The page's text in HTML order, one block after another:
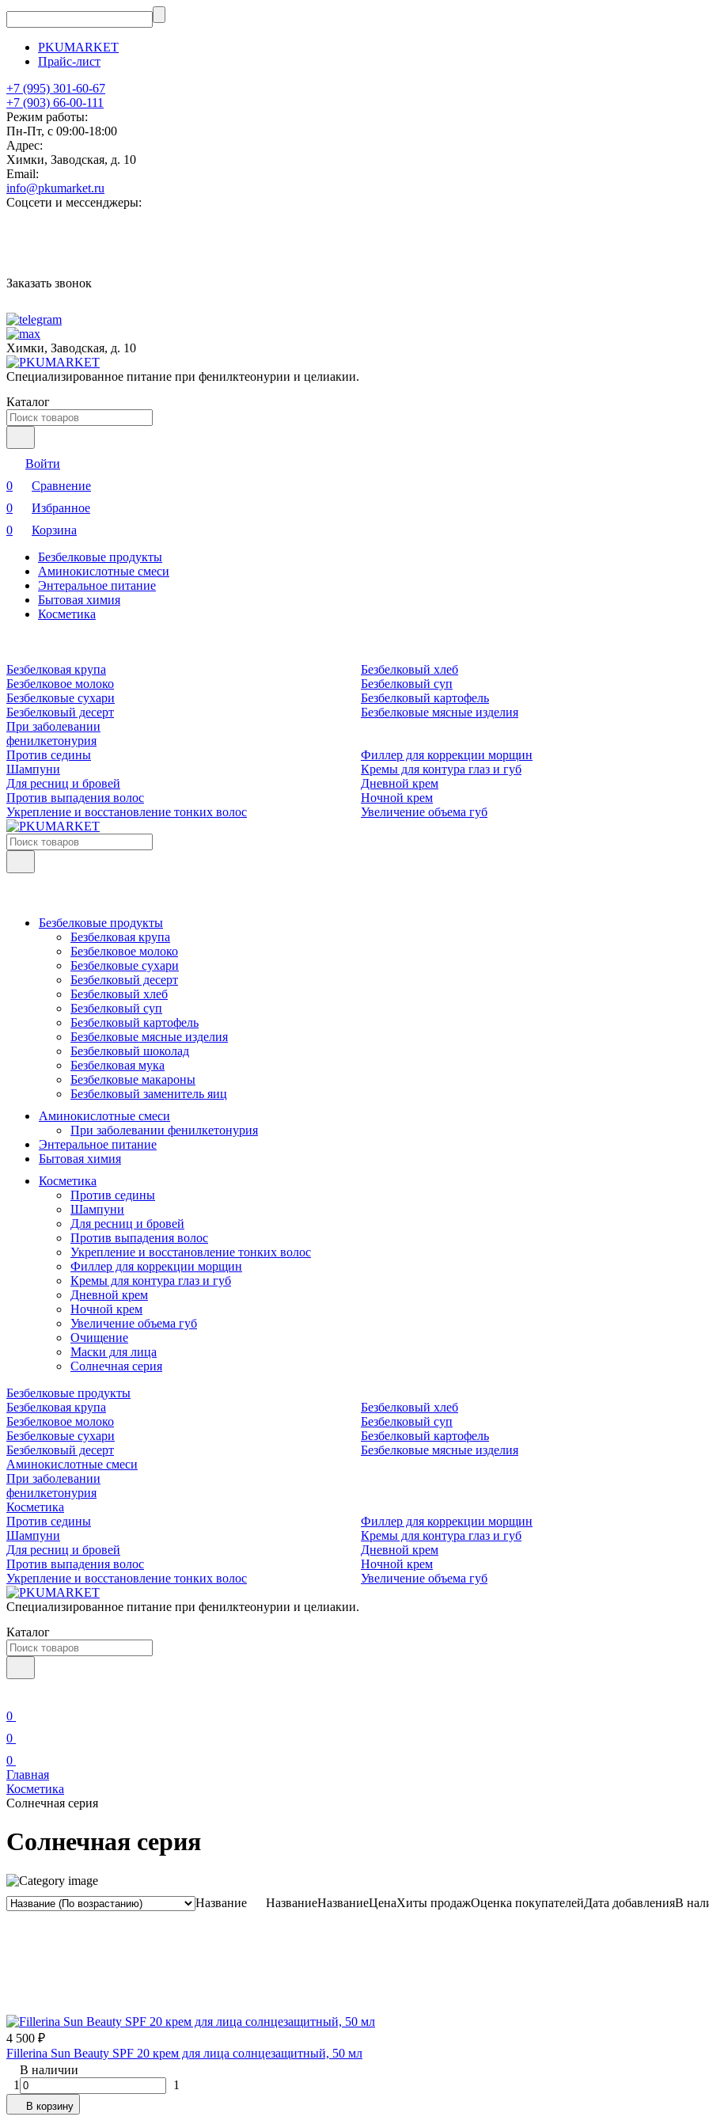
PKUMARKET
Прайс-лист
+7 (995) 301-60-67
+7 (903) 66-00-111
Режим работы:
Пн-Пт, с 09:00-18:00
Адрес:
Химки, Заводская, д. 10
Email:
info@pkumarket.ru
Соцсети и мессенджеры:
Заказать звонок
Химки, Заводская, д. 10
Специализированное питание при фенилктеонурии и целиакии.
Каталог
Войти
0
Сравнение
0
Избранное
0
Корзина
Безбелковые продукты
Аминокислотные смеси
Энтеральное питание
Бытовая химия
Косметика
Безбелковая крупа
Безбелковое молоко
Безбелковые сухари
Безбелковый десерт
Безбелковый хлеб
Безбелковый суп
Безбелковый картофель
Безбелковые мясные изделия
При заболевании
фенилкетонурия
Против седины
Шампуни
Для ресниц и бровей
Против выпадения волос
Укрепление и восстановление тонких волос
Филлер для коррекции морщин
Кремы для контура глаз и губ
Дневной крем
Ночной крем
Увеличение объема губ
Безбелковые продукты
Безбелковая крупа
Безбелковое молоко
Безбелковые сухари
Безбелковый десерт
Безбелковый хлеб
Безбелковый суп
Безбелковый картофель
Безбелковые мясные изделия
Безбелковый шоколад
Безбелковая мука
Безбелковые макароны
Безбелковый заменитель яиц
Аминокислотные смеси
При заболевании фенилкетонурия
Энтеральное питание
Бытовая химия
Косметика
Против седины
Шампуни
Для ресниц и бровей
Против выпадения волос
Укрепление и восстановление тонких волос
Филлер для коррекции морщин
Кремы для контура глаз и губ
Дневной крем
Ночной крем
Увеличение объема губ
Очищение
Маски для лица
Солнечная серия
Безбелковые продукты
Безбелковая крупа
Безбелковое молоко
Безбелковые сухари
Безбелковый десерт
Безбелковый хлеб
Безбелковый суп
Безбелковый картофель
Безбелковые мясные изделия
Аминокислотные смеси
При заболевании
фенилкетонурия
Косметика
Против седины
Шампуни
Для ресниц и бровей
Против выпадения волос
Укрепление и восстановление тонких волос
Филлер для коррекции морщин
Кремы для контура глаз и губ
Дневной крем
Ночной крем
Увеличение объема губ
Специализированное питание при фенилктеонурии и целиакии.
Каталог
0
0
0
Главная
Косметика
Солнечная серия
Солнечная серия
Название НазваниеНазваниеЦенаХиты продажОценка покупателейДата добавленияВ
4 500 ₽
Fillerina Sun Beauty SPF 20 крем для лица солнцезащитный, 50 мл
В наличии
1
1
В корзину